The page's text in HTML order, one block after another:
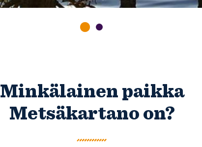
Minkälainen paikka
Metsäkartano on?